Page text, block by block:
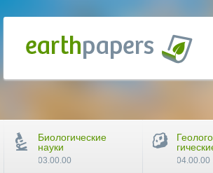
Биологические
науки
03.00.00 04.00.00